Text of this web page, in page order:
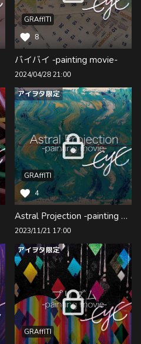
GRAffITI
8
バイバイ -painting movie-
2024/04/28 21:00
アイヲタ限定
GRAffITI
4
Astral Projection -painting movie-
2023/11/21 17:00
アイヲタ限定
GRAffITI